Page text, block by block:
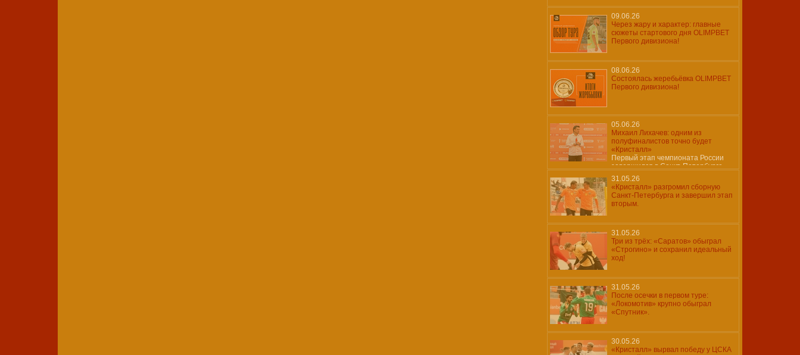
09.06.26
Через жару и характер: главные
сюжеты стартового дня OLIMPBET
Первого дивизиона!
08.06.26
Состоялась жеребьёвка OLIMPBET
Первого дивизиона!
05.06.26
Михаил Лихачев: одним из
полуфиналистов точно будет
«Кристалл»
Первый этап чемпионата России
завершился в Санкт-Петербурге
31.05.26
«Кристалл» разгромил сборную
Санкт-Петербурга и завершил этап
вторым.
31.05.26
Три из трёх: «Саратов» обыграл
«Строгино» и сохранил идеальный
ход!
31.05.26
После осечки в первом туре:
«Локомотив» крупно обыграл
«Спутник».
30.05.26
«Кристалл» вырвал победу у ЦСКА